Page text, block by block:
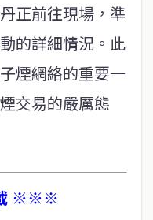
正前往現場，準
的詳細情況。此
煙網絡的重要一
交易的嚴厲態
※※※